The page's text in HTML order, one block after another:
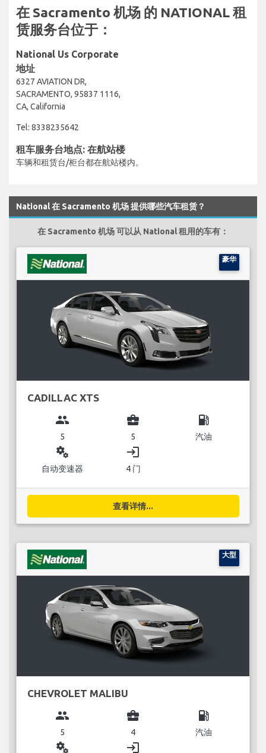
在 Sacramento 机场 的 NATIONAL 租
赁服务台位于：
National Us Corporate
地址
6327 AVIATION DR,
SACRAMENTO, 95837 1116,
CA, California
Tel: 8338235642
租车服务台地点: 在航站楼
车辆和租赁台/柜台都在航站楼内。
National 在 Sacramento 机场 提供哪些汽车租赁？
在 Sacramento 机场 可以从 National 租用的车有：
豪华
CADILLAC XTS
group
5
business_center
5
local_gas_station
汽油
miscellaneous_services
自动变速器
login
4 门
查看详情...
大型
CHEVROLET MALIBU
group
5
business_center
4
local_gas_station
汽油
miscellaneous_services login